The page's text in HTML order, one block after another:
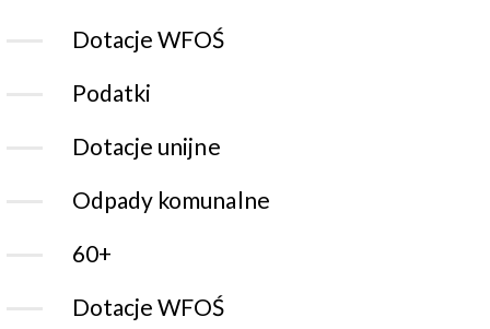
Dotacje WFOŚ
Podatki
Dotacje unijne
Odpady komunalne
60+
Dotacje WFOŚ